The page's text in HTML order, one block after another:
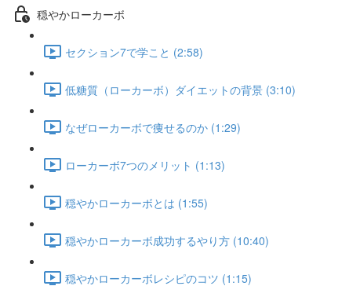
穏やかローカーボ
セクション7で学こと (2:58)
低糖質（ローカーボ）ダイエットの背景 (3:10)
なぜローカーボで痩せるのか (1:29)
ローカーボ7つのメリット (1:13)
穏やかローカーボとは (1:55)
穏やかローカーボ成功するやり方 (10:40)
穏やかローカーボレシピのコツ (1:15)